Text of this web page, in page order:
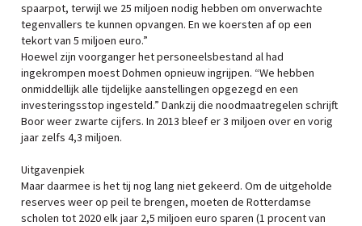
spaarpot, terwijl we 25 miljoen nodig hebben om onverwachte
tegenvallers te kunnen opvangen. En we koersten af op een
tekort van 5 miljoen euro.”
Hoewel zijn voorganger het personeelsbestand al had
ingekrompen moest Dohmen opnieuw ingrijpen. “We hebben
onmiddellijk alle tijdelijke aanstellingen opgezegd en een
investeringsstop ingesteld.” Dankzij die noodmaatregelen schrijft
Boor weer zwarte cijfers. In 2013 bleef er 3 miljoen over en vorig
jaar zelfs 4,3 miljoen.
Uitgavenpiek
Maar daarmee is het tij nog lang niet gekeerd. Om de uitgeholde
reserves weer op peil te brengen, moeten de Rotterdamse
scholen tot 2020 elk jaar 2,5 miljoen euro sparen (1 procent van